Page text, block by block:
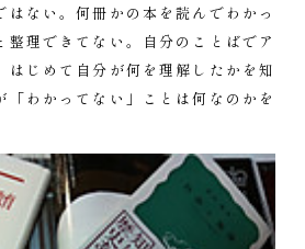
はない。何冊かの本を読んでわかっ
整理できてない。自分のことばでア
はじめて自分が何を理解したかを知
「わかってない」ことは何なのかを